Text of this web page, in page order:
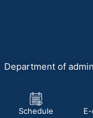
Department of
Schedule